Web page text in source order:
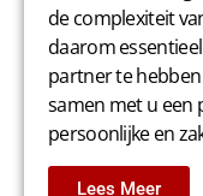
de complexiteit
daarom
partner te
samen met u een
persoonlijke en
Lees Meer